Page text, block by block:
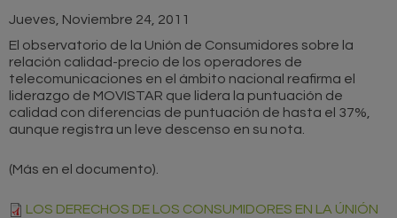
Jueves, Noviembre 24, 2011
El observatorio de la Unión de Consumidores sobre la
relación calidad-precio de los operadores de
telecomunicaciones en el ámbito nacional reafirma el
liderazgo de MOVISTAR que lidera la puntuación de
calidad con diferencias de puntuación de hasta el 37%,
aunque registra un leve descenso en su nota.
(Más en el documento).
LOS DERECHOS DE LOS CONSUMIDORES EN LA ÚNIÓN